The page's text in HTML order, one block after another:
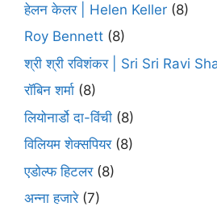
हेलन केलर | Helen Keller (8)
Roy Bennett (8)
श्री श्री रविशंकर | Sri Sri Ravi
रॉबिन शर्मा (8)
लियोनार्डो दा-विंची (8)
विलियम शेक्सपियर(8)
एडोल्फ हिटलर(8)
अन्ना हजारे(7)